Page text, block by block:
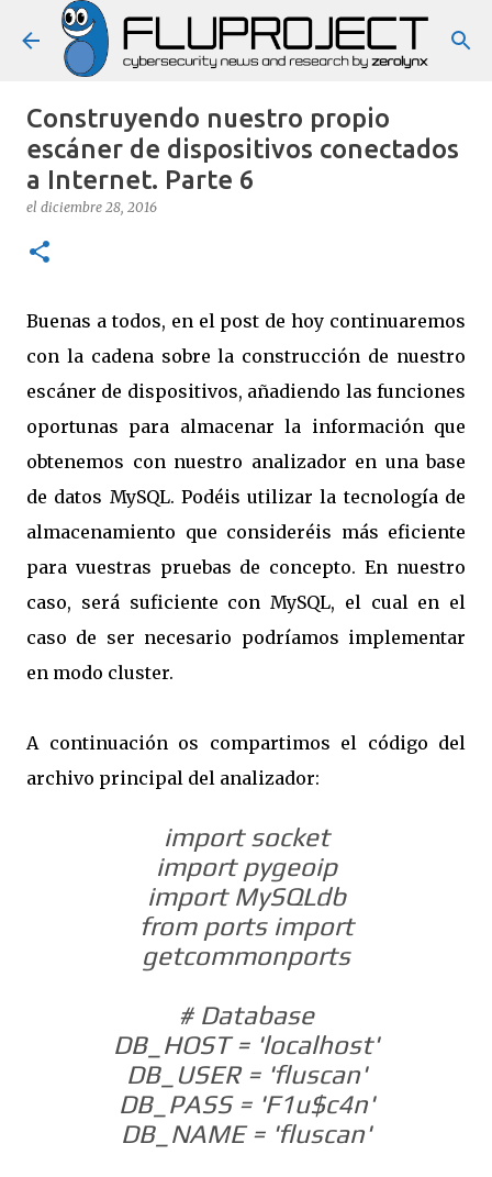
Ir al contenido principal
Construyendo nuestro propio
escáner de dispositivos conectados
a Internet. Parte 6
el diciembre 28, 2016
Buenas a todos, en el post de hoy continuaremos
con la cadena sobre la construcción de nuestro
escáner de dispositivos, añadiendo las funciones
oportunas para almacenar la información que
obtenemos con nuestro analizador en una base
de datos MySQL. Podéis utilizar la tecnología de
almacenamiento que consideréis más eficiente
para vuestras pruebas de concepto. En nuestro
caso, será suficiente con MySQL, el cual en el
caso de ser necesario podríamos implementar
en modo cluster.
A continuación os compartimos el código del
archivo principal del analizador:
import socket
import pygeoip
import MySQLdb
from ports import
getcommonports
# Database
DB_HOST = 'localhost'
DB_USER = 'fluscan'
DB_PASS = 'F1u$c4n'
DB_NAME = 'fluscan'